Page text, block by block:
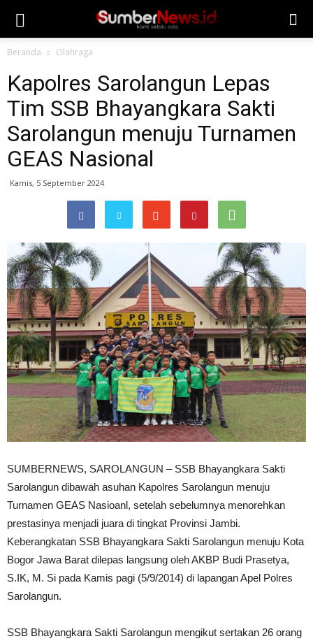
Beranda Olahraga
Kapolres Sarolangun Lepas
Tim SSB Bhayangkara Sakti
Sarolangun menuju Turnamen
GEAS Nasional
Kamis, 5 September 2024
SUMBERNEWS, SAROLANGUN – SSB Bhayangkara Sakti
Sarolangun dibawah asuhan Kapolres Sarolangun menuju
Turnamen GEAS Nasioanl, setelah sebelumnya menorehkan
prestasinya menjadi juara di tingkat Provinsi Jambi.
Keberangkatan SSB Bhayangkara Sakti Sarolangun menuju Kota
Bogor Jawa Barat dilepas langsung oleh AKBP Budi Prasetya,
S.IK, M. Si pada Kamis pagi (5/9/2014) di lapangan Apel Polres
Sarolangun.
SSB Bhayangkara Sakti Sarolangun mengikut sertakan 26 orang